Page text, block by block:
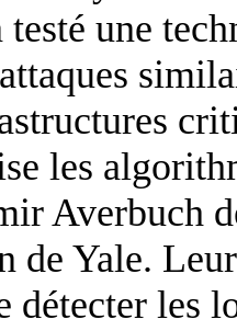
une
les
Averbuch
de Yale.
détecter les